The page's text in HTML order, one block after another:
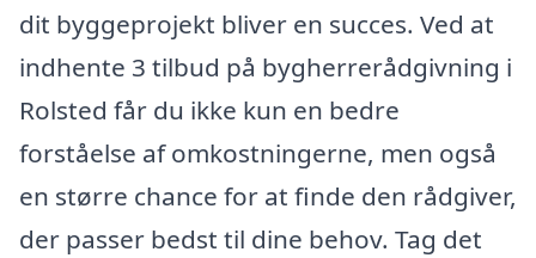
dit byggeprojekt bliver en succes. Ved at
indhente 3 tilbud på bygherrerådgivning i
Rolsted får du ikke kun en bedre
forståelse af omkostningerne, men også
en større chance for at finde den rådgiver,
der passer bedst til dine behov. Tag det